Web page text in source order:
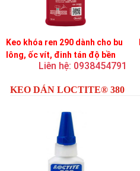
Keo khóa ren 290 dành cho bu
lông, ốc vít, đinh tán độ bền
trung bình, độ nhớt thấp
Liên hệ: 0938454791
KEO DÁN LOCTITE® 380